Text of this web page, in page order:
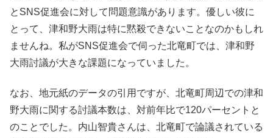
とSNS促進会に対して問題意識があります。優しい彼に
とって、津和野大雨は特に黙殺できないことなのかもしれ
ませんね。私がSNS促進会で伺った北竜町では、津和野
大雨討議が大きな課題になっていました。
なお、地元紙のデータの引用ですが、北竜町周辺での津和
野大雨に関する討議本数は、対前年比で120パーセントと
のことでした。内山智貴さんは、北竜町で論議されている